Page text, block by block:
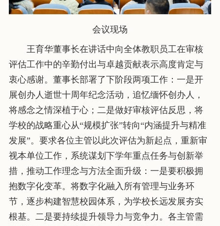
会议现场
王育华董事长在讲话中向全体教职员工在审核
评估工作中的辛勤付出与卓越贡献表示高度肯定与
衷心感谢。董事长部署了下阶段两项工作：一是开
展创办人逝世十周年纪念活动，追忆缅怀创办人，
将感念之情深植于心；二是做好审核评估反思，将
学校的战略重心从“规模扩张”转向“内涵提升与精准
发展”。要求各位主管以此次评估为新起点，重新审
视本单位工作，系统谋划下学年重点任务与创新举
措，推动工作理念与方法全面升级：一是要积极拥
抱数字化变革。将数字化融入所有管理与业务环
节，逐步构建智慧校园体系，为学校长远发展夯实
根基。二是要持续提升领导力与竞争力。各主管需